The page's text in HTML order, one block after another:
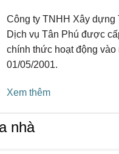
Công ty TNHH Xây dựng
Dịch vụ Tân Phú được
chính thức hoạt động vào
01/05/2001.
Xem thêm
nhà